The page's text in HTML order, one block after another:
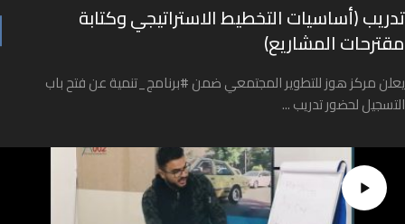
تدريب (أساسيات التخطيط الاستراتيجي وكتابة
مقترحات المشاريع)
يعلن مركز هوز للتطوير المجتمعي ضمن #برنامج_تنمية عن فتح باب
التسجيل لحضور تدريب ...